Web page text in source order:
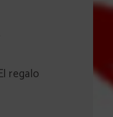
regalo